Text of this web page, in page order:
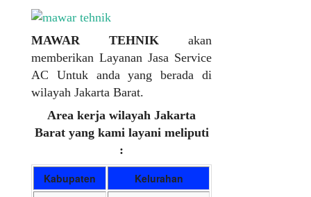
MAWAR TEHNIK akan
memberikan Layanan Jasa Service
AC Untuk anda yang berada di
wilayah Jakarta Barat.
Area kerja wilayah Jakarta
Barat yang kami layani meliputi
:
Kabupaten Kelurahan